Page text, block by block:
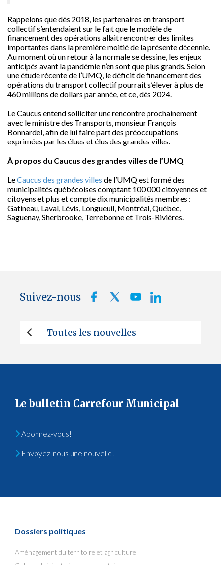
Rappelons que dès 2018, les partenaires en transport
collectif s’entendaient sur le fait que le modèle de
financement des opérations allait rencontrer des limites
importantes dans la première moitié de la présente décennie.
Au moment où un retour à la normale se dessine, les enjeux
anticipés avant la pandémie n’en sont que plus grands. Selon
une étude récente de l’UMQ, le déficit de financement des
opérations du transport collectif pourrait s’élever à plus de
460 millions de dollars par année, et ce, dès 2024.
Le Caucus entend solliciter une rencontre prochainement
avec le ministre des Transports, monsieur François
Bonnardel, afin de lui faire part des préoccupations
exprimées par les élues et élus des grandes villes.
À propos du Caucus des grandes villes de l’UMQ
LeCaucus des grandes villes de l’UMQ est formé des
municipalités québécoises comptant 100 000 citoyennes et
citoyens et plus et compte dix municipalités membres :
Gatineau, Laval, Lévis, Longueuil, Montréal, Québec,
Saguenay, Sherbrooke, Terrebonne et Trois-Rivières.
Suivez-nous
Toutes les nouvelles
Le bulletin Carrefour Municipal
Abonnez-vous!
Envoyez-nous une nouvelle!
Dossiers politiques
Aménagement du territoire et agriculture